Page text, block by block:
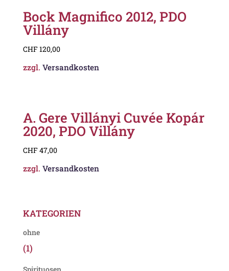
Bock Magnifico 2012, PDO
Villány
CHF 120,00
zzgl. Versandkosten
A. Gere Villányi Cuvée Kopár
2020, PDO Villány
CHF 47,00
zzgl. Versandkosten
KATEGORIEN
ohne
(1)
Spirituosen